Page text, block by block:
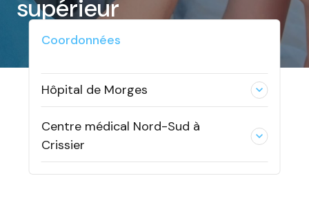
supérieur
Coordonnées
Hôpital de Morges expand_less
Centre médical Nord-Sud à
Crissier
expand_less